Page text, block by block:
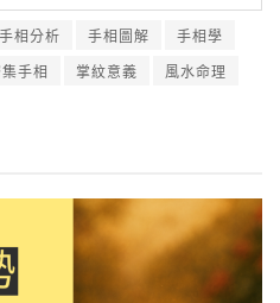
手相分析 手相圖解
手相學
手相 掌紋意義 風水命理